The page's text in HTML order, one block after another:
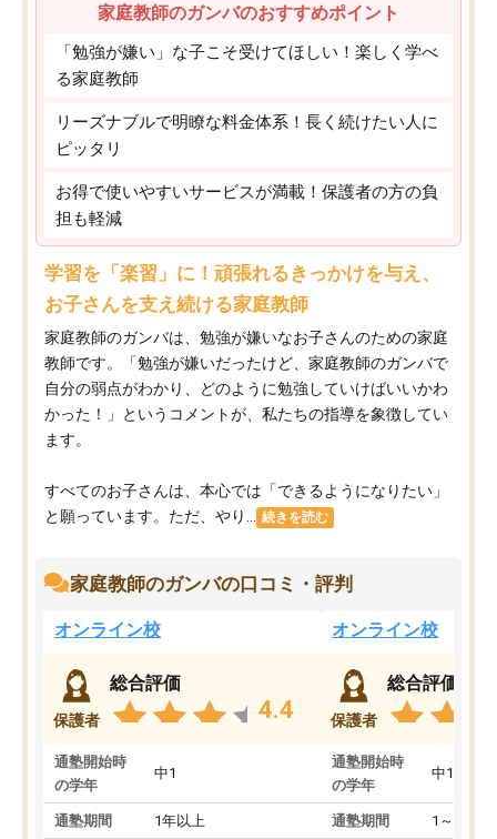
家庭教師のガンバのおすすめポイント
「勉強が嫌い」な子こそ受けてほしい！楽しく学べ
る家庭教師
リーズナブルで明瞭な料金体系！長く続けたい人に
ピッタリ
お得で使いやすいサービスが満載！保護者の方の負
担も軽減
学習を「楽習」に！頑張れるきっかけを与え、
お子さんを支え続ける家庭教師
家庭教師のガンバは、勉強が嫌いなお子さんのための家庭
教師です。「勉強が嫌いだったけど、家庭教師のガンバで
自分の弱点がわかり、どのように勉強していけばいいかわ
かった！」というコメントが、私たちの指導を象徴してい
ます。
すべてのお子さんは、本心では「できるようになりたい」
と願っています。ただ、やり...
続きを読む
家庭教師のガンバの口コミ・評判
オンライン校
保護者
総合評価
4.4
通塾開始時
の学年
中1
通塾期間 1年以上
オンライン校
保護者
総合評価
通塾開始時
の学年
中1
通塾期間 1～3ヵ月